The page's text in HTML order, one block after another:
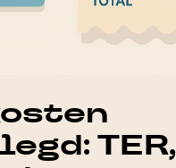
TER,